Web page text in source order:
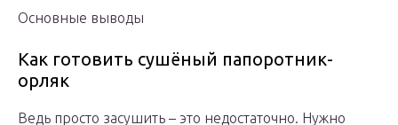
Основные выводы
Как готовить сушёный папоротник-
орляк
Ведь просто засушить – это недостаточно. Нужно